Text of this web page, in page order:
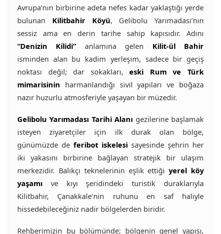
Avrupa’nın birbirine adeta nefes kadar yaklaştığı yerde
bulunan Kilitbahir Köyü, Gelibolu Yarımadası’nın
sessiz ama en derin tarihe sahip kapısıdır. Adını
“Denizin Kilidi”anlamına gelen Kilit-ül Bahir
isminden alan bu kadim yerleşim, sadece bir geçiş
noktası değil; dar sokakları,eski Rum ve Türk
mimarisinin harmanlandığı sivil yapıları ve boğaza
nazır huzurlu atmosferiyle yaşayan bir müzedir.
Gelibolu Yarımadası Tarihi Alanı gezilerine başlamak
isteyen ziyaretçiler için ilk durak olan bölge,
günümüzde de feribot iskelesi sayesinde şehrin her
iki yakasını birbirine bağlayan stratejik bir ulaşım
merkezidir. Balıkçı teknelerinin eşlik ettiğiyerel köy
yaşamı ve kıyı şeridindeki turistik duraklarıyla
Kilitbahir, Çanakkale’nin ruhunu en saf haliyle
hissedebileceğiniz nadir bölgelerden biridir.
Rehberimizin bu bölümünde; bölgenin genel yapısı,